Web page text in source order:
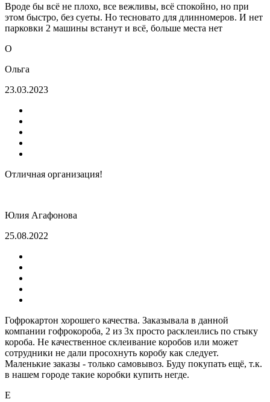
Вроде бы всё не плохо, все вежливы, всё спокойно, но при
этом быстро, без суеты. Но тесновато для длинномеров. И нет
парковки 2 машины встанут и всё, больше места нет
О
Ольга
23.03.2023
Отличная организация!
Юлия Агафонова
25.08.2022
Гофрокартон хорошего качества. Заказывала в данной
компании гофрокороба, 2 из 3х просто расклеились по стыку
короба. Не качественное склеивание коробов или может
сотрудники не дали просохнуть коробу как следует.
Маленькие заказы - только самовывоз. Буду покупать ещё, т.к.
в нашем городе такие коробки купить негде.
Е